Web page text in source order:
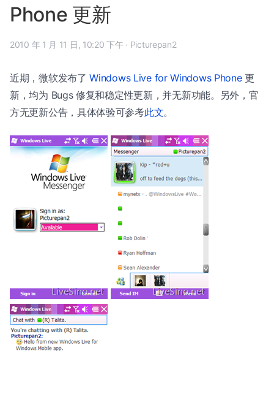
Phone 更新
2010 年 1 月 11 日, 10:20 下午 · Picturepan2
近期，微软发布了Windows Live for Windows Phone更
新，均为 Bugs 修复和稳定性更新，并无新功能。另外，官
方无更新公告，具体体验可参考此文。